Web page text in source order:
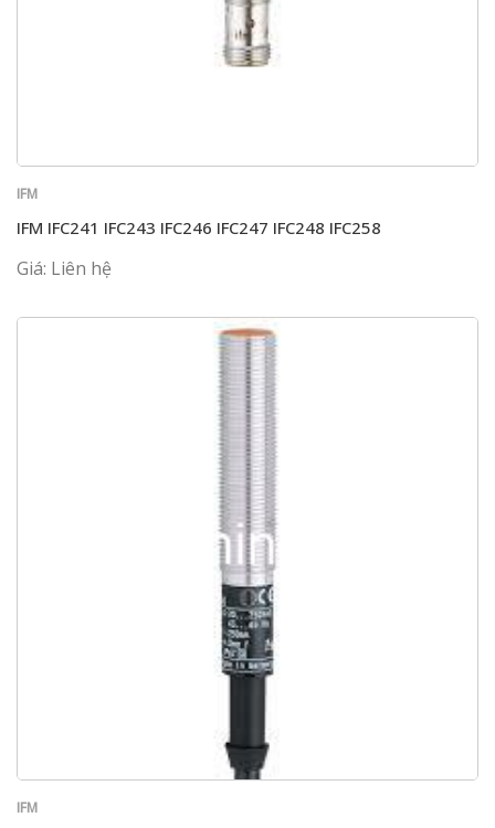
IFM
IFM IFC241 IFC243 IFC246 IFC247 IFC248 IFC258
Giá: Liên hệ
IFM